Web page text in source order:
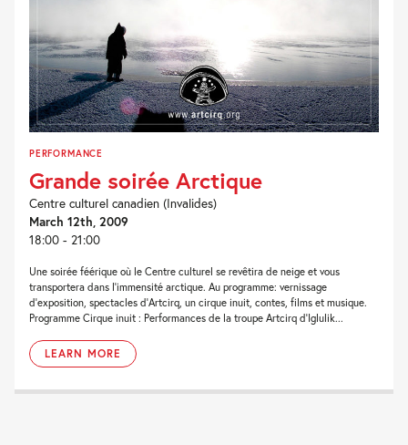
PERFORMANCE
Grande soirée Arctique
Centre culturel canadien (Invalides)
March 12th, 2009
18:00 - 21:00
Une soirée féérique où le Centre culturel se revêtira de neige et vous
transportera dans l’immensité arctique. Au programme: vernissage
d’exposition, spectacles d’Artcirq, un cirque inuit, contes, films et musique.
Programme Cirque inuit : Performances de la troupe Artcirq d’Iglulik...
LEARN MORE